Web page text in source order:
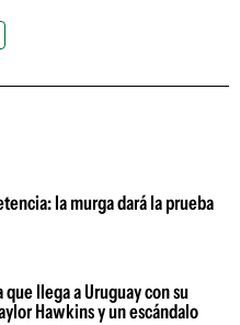
la murga dará la prueba
llega a Uruguay con su
Hawkins y un escándalo